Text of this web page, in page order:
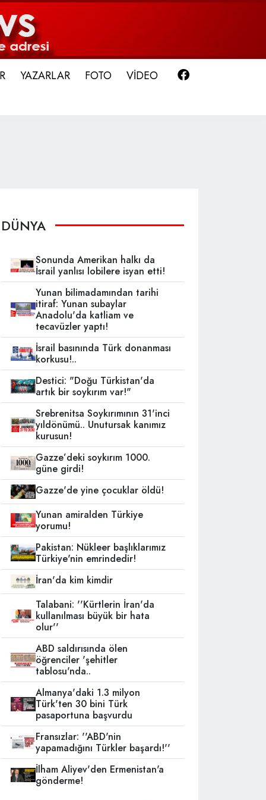
YAZARLAR FOTO VİDEO
DÜNYA
Sonunda Amerikan halkı da
İsrail yanlısı lobilere isyan etti!
Yunan bilimadamından tarihi
itiraf: Yunan subaylar
Anadolu'da katliam ve
tecavüzler yaptı!
İsrail basınında Türk donanması
korkusu!..
Destici: "Doğu Türkistan'da
artık bir soykırım var!"
Srebrenitsa Soykırımının 31'inci
yıldönümü.. Unutursak kanımız
kurusun!
Gazze’deki soykırım 1000.
güne girdi!
Gazze'de yine çocuklar öldü!
Yunan amiralden Türkiye
yorumu!
Pakistan: Nükleer başlıklarımız
Türkiye'nin emrindedir!
İran'da kim kimdir
Talabani: ''Kürtlerin İran'da
kullanılması büyük bir hata
olur''
ABD saldırısında ölen
öğrenciler 'şehitler
tablosu'nda..
Almanya'daki 1.3 milyon
Türk'ten 30 bini Türk
pasaportuna başvurdu
Fransızlar: ''ABD'nin
yapamadığını Türkler başardı!''
İlham Aliyev'den Ermenistan'a
gönderme!